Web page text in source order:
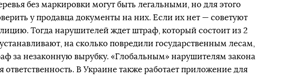
без маркировки могут быть легальными, но для этого
у продавца документы на них. Если их нет — советуют
Тогда нарушителей ждет штраф, который состоит из 2
на сколько повредили государственным лесам,
за незаконную вырубку. «Глобальным» нарушителям закона
ответственность. В Украине также работает приложение для